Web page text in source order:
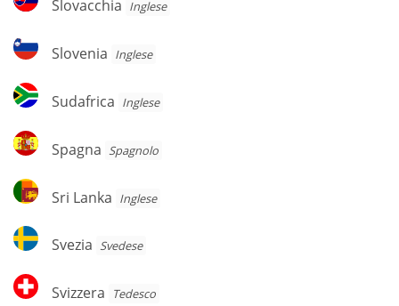
Slovacchia Inglese
Slovenia
Slovenia Inglese
Sudafrica
Sudafrica Inglese
Spagna
Spagna Spagnolo
Sri
Lanka
Sri Lanka Inglese
Svezia
Svezia Svedese
Svizzera
Svizzera Tedesco